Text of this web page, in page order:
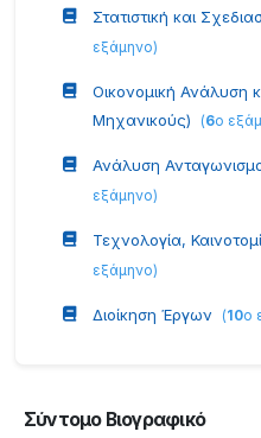
Στατιστική και
εξάμηνο)
Οικονομική Ανάλυση
Μηχανικούς)
(6ο
Ανάλυση
εξάμηνο)
Τεχνολογία,
εξάμηνο)
Διοίκηση Έργων (10ο
Σύντομο Βιογραφικό